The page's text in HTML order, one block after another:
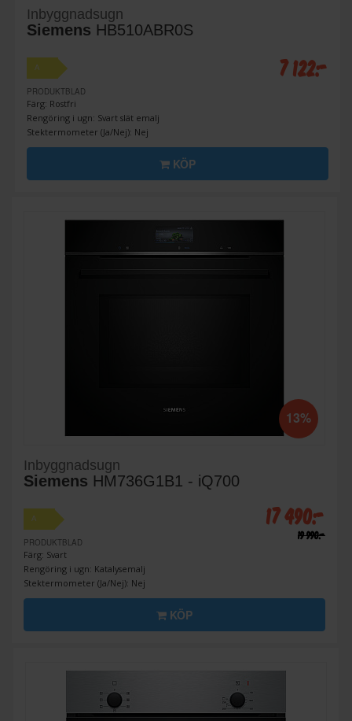
Inbyggnadsugn
Siemens HB510ABR0S
A
PRODUKTBLAD
Färg: Rostfri
Rengöring i ugn: Svart slät emalj
Stektermometer (Ja/Nej): Nej
7 122:-
KÖP
13%
Inbyggnadsugn
Siemens HM736G1B1 - iQ700
A
PRODUKTBLAD
Färg: Svart
Rengöring i ugn: Katalysemalj
Stektermometer (Ja/Nej): Nej
17 490:-
19 990:-
KÖP